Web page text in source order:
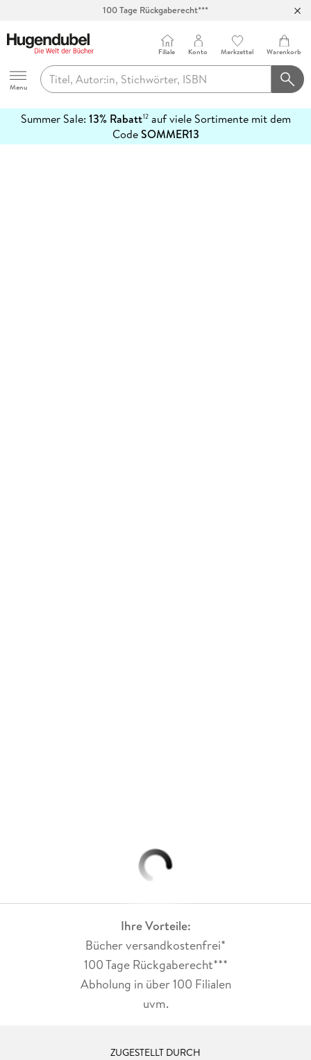
100 Tage Rückgaberecht***
Hugendubel
Menu
Filiale Konto Merkzettel Warenkorb
Summer Sale: 13% Rabatt12auf viele Sortimente mit dem
CodeSOMMER13
erfahren
Ihre Vorteile:
Bücher versandkostenfrei*
100 Tage Rückgaberecht***
Abholung in über 100 Filialen
uvm.
ZUGESTELLT DURCH